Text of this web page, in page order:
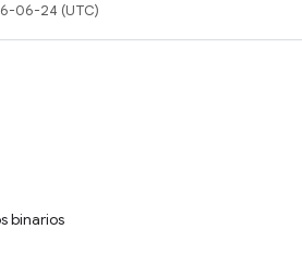
06-24 (UTC)
binarios